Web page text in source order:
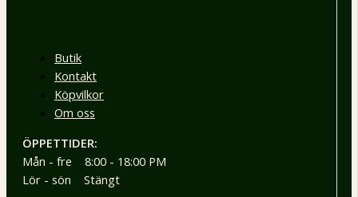
Butik
Kontakt
Köpvilkor
Om oss
ÖPPETTIDER:
Mån - fre 8:00 - 18:00 PM
Lör - sön Stängt